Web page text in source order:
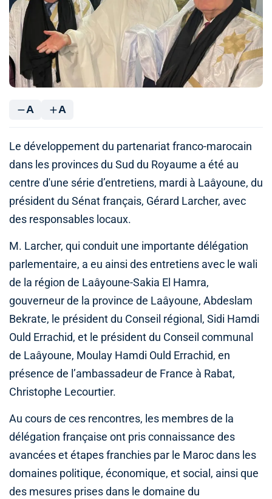
A A
Le développement du partenariat franco-marocain
dans les provinces du Sud du Royaume a été au
centre d'une série d’entretiens, mardi à Laâyoune, du
président du Sénat français, Gérard Larcher, avec
des responsables locaux.
M. Larcher, qui conduit une importante délégation
parlementaire, a eu ainsi des entretiens avec le wali
de la région de Laâyoune-Sakia El Hamra,
gouverneur de la province de Laâyoune, Abdeslam
Bekrate, le président du Conseil régional, Sidi Hamdi
Ould Errachid, et le président du Conseil communal
de Laâyoune, Moulay Hamdi Ould Errachid, en
présence de l’ambassadeur de France à Rabat,
Christophe Lecourtier.
Au cours de ces rencontres, les membres de la
délégation française ont pris connaissance des
avancées et étapes franchies par le Maroc dans les
domaines politique, économique, et social, ainsi que
des mesures prises dans le domaine du